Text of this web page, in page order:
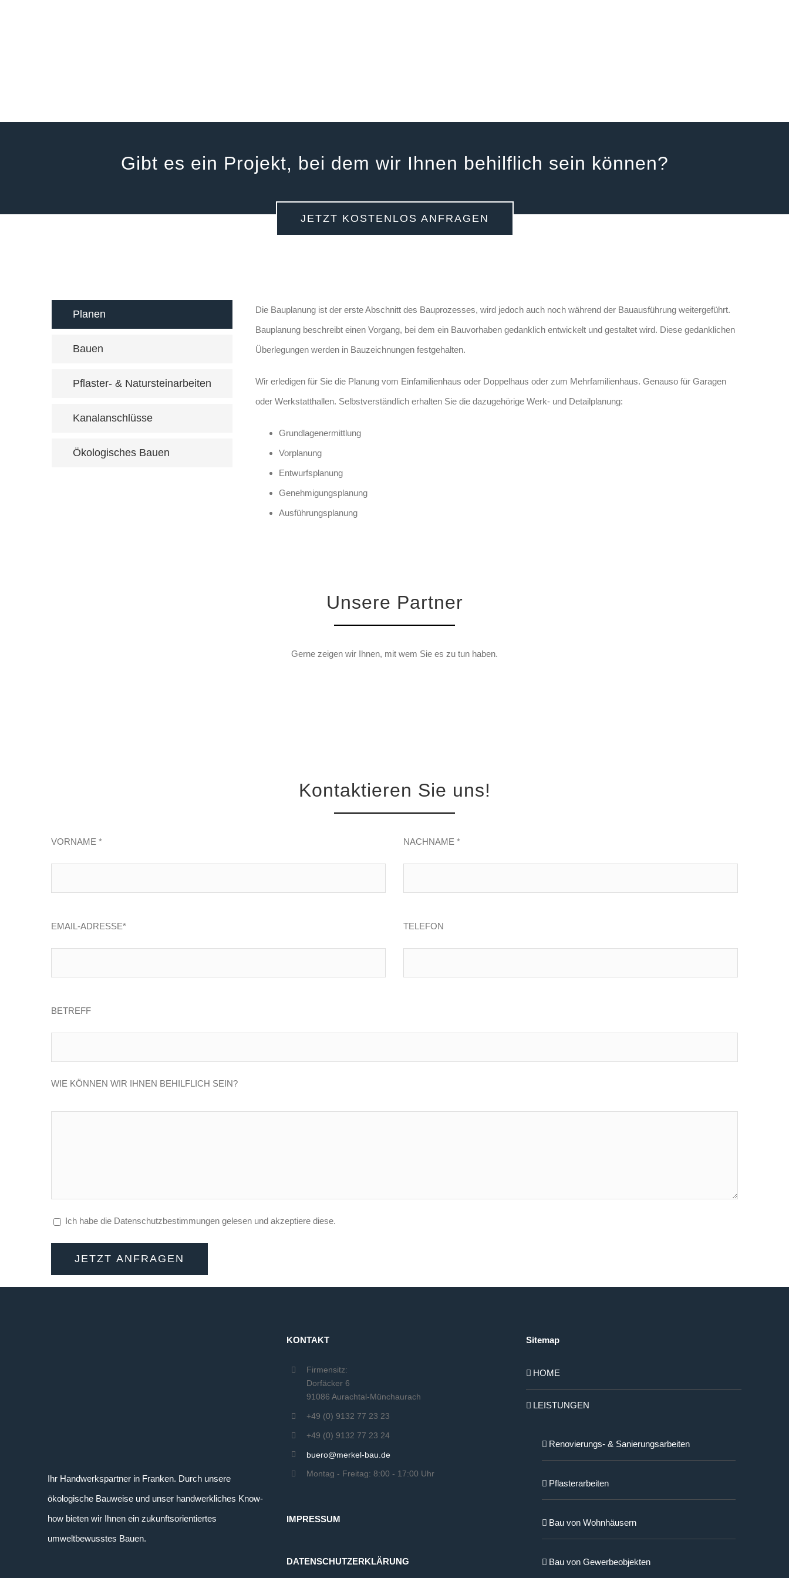
Gibt es ein Projekt, bei dem wir Ihnen behilflich sein können?
JETZT KOSTENLOS ANFRAGEN
Planen
Bauen
Pflaster- & Natursteinarbeiten
Kanalanschlüsse
Ökologisches Bauen
Die Bauplanung ist der erste Abschnitt des Bauprozesses, wird jedoch auch noch während der Bauausführung weitergeführt.
Bauplanung beschreibt einen Vorgang, bei dem ein Bauvorhaben gedanklich entwickelt und gestaltet wird. Diese gedanklichen
Überlegungen werden in Bauzeichnungen festgehalten.
Wir erledigen für Sie die Planung vom Einfamilienhaus oder Doppelhaus oder zum Mehrfamilienhaus. Genauso für Garagen
oder Werkstatthallen. Selbstverständlich erhalten Sie die dazugehörige Werk- und Detailplanung:
Grundlagenermittlung
Vorplanung
Entwurfsplanung
Genehmigungsplanung
Ausführungsplanung
Unsere Partner
Gerne zeigen wir Ihnen, mit wem Sie es zu tun haben.
Kontaktieren Sie uns!
VORNAME * NACHNAME *
EMAIL-ADRESSE* TELEFON
BETREFF
WIE KÖNNEN WIR IHNEN BEHILFLICH SEIN?
Ich habe die Datenschutzbestimmungen gelesen und akzeptiere diese.
Ihr Handwerkspartner in Franken. Durch unsere
ökologische Bauweise und unser handwerkliches Know-
how bieten wir Ihnen ein zukunftsorientiertes
umweltbewusstes Bauen.
KONTAKT
Firmensitz:
Dorfäcker 6
91086 Aurachtal-Münchaurach
+49 (0) 9132 77 23 23
+49 (0) 9132 77 23 24
buero@merkel-bau.de
Montag - Freitag: 8:00 - 17:00 Uhr
IMPRESSUM
DATENSCHUTZERKLÄRUNG
Sitemap
HOME
LEISTUNGEN
Renovierungs- & Sanierungsarbeiten
Pflasterarbeiten
Bau von Wohnhäusern
Bau von Gewerbeobjekten